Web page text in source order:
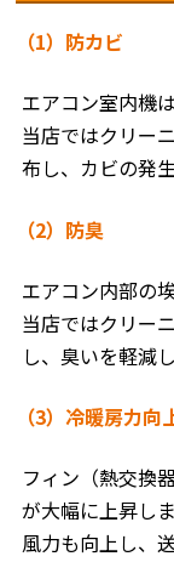
（1）防カビ
エアコン室内機
当店ではクリー
布し、カビの発
（2）防臭
エアコン内部の
当店ではクリー
し、臭いを軽減し
（3）冷暖房力向
フィン（熱交換
が大幅に上昇しま
風力も向上し、